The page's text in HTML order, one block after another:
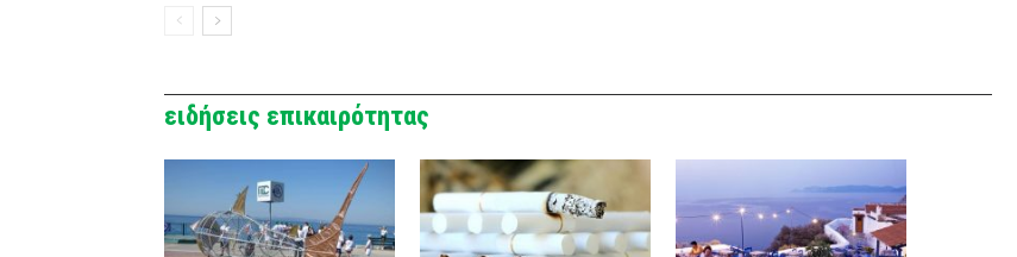
ειδήσεις επικαιρότητας